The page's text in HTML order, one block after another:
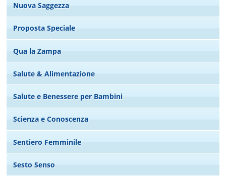
Nuova Saggezza
Proposta Speciale
Qua la Zampa
Salute & Alimentazione
Salute e Benessere per Bambini
Scienza e Conoscenza
Sentiero Femminile
Sesto Senso